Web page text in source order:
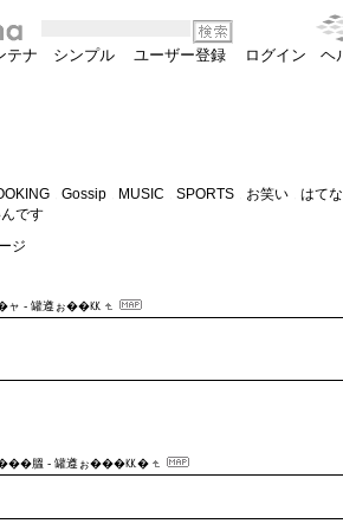
テナ シンプル ユーザー登録 ログイン ヘ
Gossip MUSIC SPORTS お笑い
はてな
です
ジ
ャ - 罐遵ぉ��㏍
膃 - 罐遵ぉ���㏍�